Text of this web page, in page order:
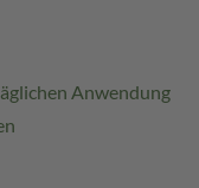
Anwendung